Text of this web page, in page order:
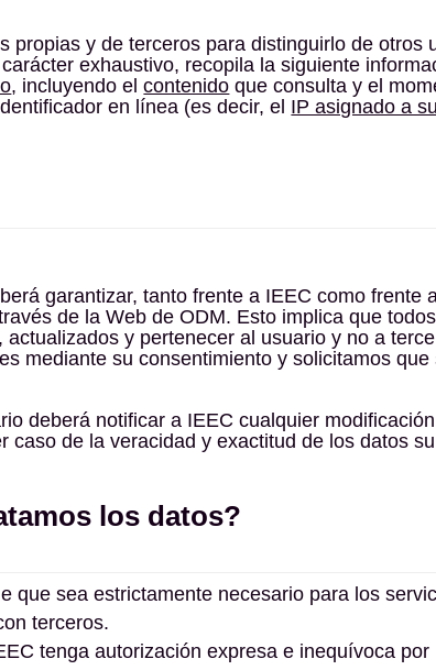
propias y de terceros para distinguirlo de otros
exhaustivo, recopila la siguiente
, incluyendo elcontenido que consulta y el
en línea (es decir, el IP asignado a
garantizar, tanto frente a IEEC como
de la Web de ODM. Esto implica que
y pertenecer al usuario y no a
mediante su consentimiento y solicitamos
deberá notificar a IEEC cualquier
caso de la veracidad y exactitud de los datos
los datos?
que sea estrictamente necesario para los
terceros.
tenga autorización expresa e inequívoca por